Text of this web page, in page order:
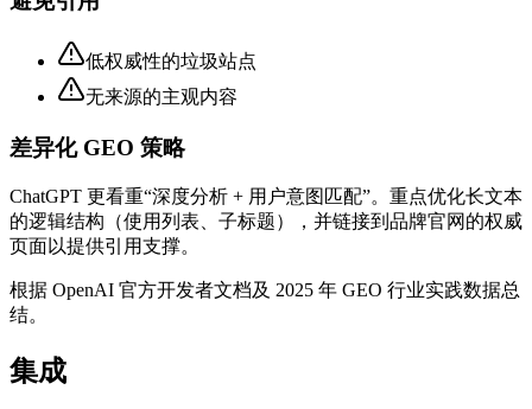
低权威性的垃圾站点
无来源的主观内容
差异化 GEO 策略
ChatGPT 更看重“深度分析 + 用户意图匹配”。重点优化长文本
的逻辑结构（使用列表、子标题），并链接到品牌官网的权威
页面以提供引用支撑。
根据 OpenAI 官方开发者文档及 2025 年 GEO 行业实践数据总
结。
集成